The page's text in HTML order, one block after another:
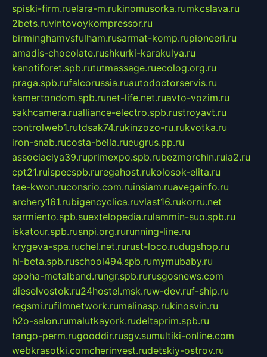
spiski-firm.ruelara-m.rukinomusorka.rumkcslava.ru
2bets.ruvintovoykompressor.ru
birminghamvsfulham.rusarmat-komp.rupioneeri.ru
amadis-chocolate.rushkurki-karakulya.ru
kanotiforet.spb.rututmassage.ruecolog.org.ru
praga.spb.rufalcorussia.ruautodoctorservis.ru
kamertondom.spb.runet-life.net.ruavto-vozim.ru
sakhcamera.rualliance-electro.spb.rustroyavt.ru
controlweb1.rutdsak74.rukinzozo-ru.rukvotka.ru
iron-snab.rucosta-bella.rueugrus.pp.ru
associaciya39.ruprimexpo.spb.rubezmorchin.ruia2.ru
cpt21.ruispecspb.ruregahost.rukolosok-elita.ru
tae-kwon.ruconsrio.com.ruinsiam.ruavegainfo.ru
archery161.rubigencyclica.ruvlast16.rukorru.net
sarmiento.spb.suextelopedia.rulammin-suo.spb.ru
iskatour.spb.rusnpi.org.rurunning-line.ru
krygeva-spa.ruchel.net.rurust-loco.rudugshop.ru
hl-beta.spb.ruschool494.spb.rumymubaby.ru
epoha-metalband.rungr.spb.rurusgosnews.com
dieselvostok.ru24hostel.msk.ruw-dev.ruf-ship.ru
regsmi.rufilmnetwork.rumalinasp.rukinosvin.ru
h2o-salon.rumalutkayork.rudeltaprim.spb.ru
tango-perm.rugooddir.rusgv.sumultiki-online.com
webkrasotki.comcherinvest.rudetskiy-ostrov.ru